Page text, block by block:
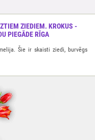
ZIEDIEM. KROKUS -
PIEGĀDE RĪGA
Šie ir skaisti ziedi, burvēgs